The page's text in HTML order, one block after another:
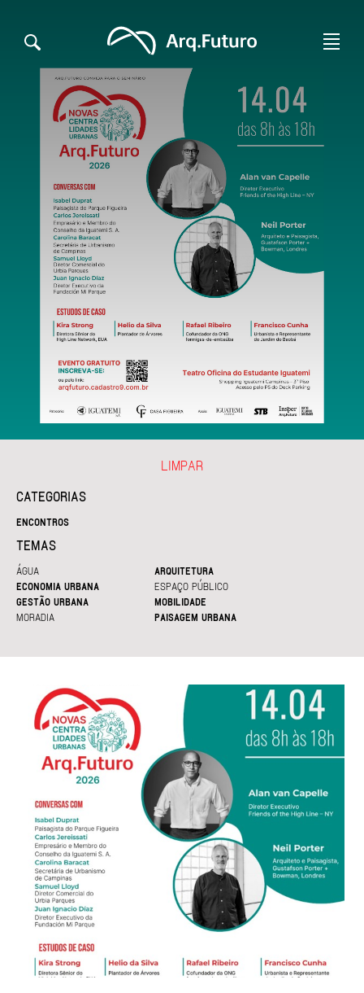
CATEGORIAS
ENCONTROS
TEMAS
ÁGUA
ARQUITETURA
ECONOMIA URBANA
ESPAÇO PÚBLICO
GESTÃO URBANA
MOBILIDADE
MORADIA
PAISAGEM URBANA
LIMPAR